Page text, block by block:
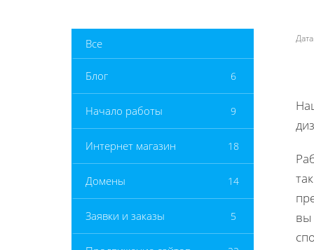
Все
Блог 6
Начало работы 9
Интернет магазин 18
Домены 14
Заявки и заказы 5
вы